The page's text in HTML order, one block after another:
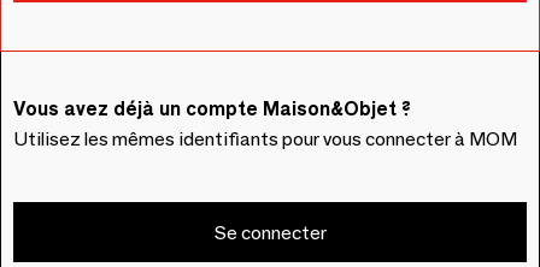
Vous avez déjà un compte Maison&Objet ?
Utilisez les mêmes identifiants pour vous connecter à MOM
Se connecter